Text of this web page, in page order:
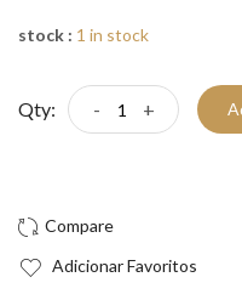
stock : 1 in stock
Qty: - +
Adicionar Favoritos